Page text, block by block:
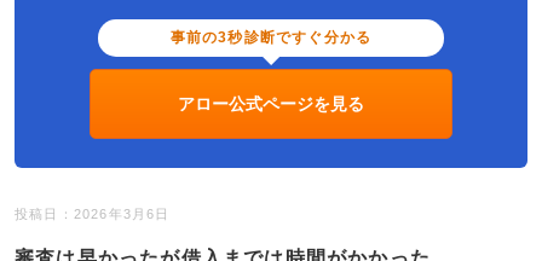
事前の3秒診断ですぐ分かる
アロー公式ページを見る
投稿日：2026年3月6日